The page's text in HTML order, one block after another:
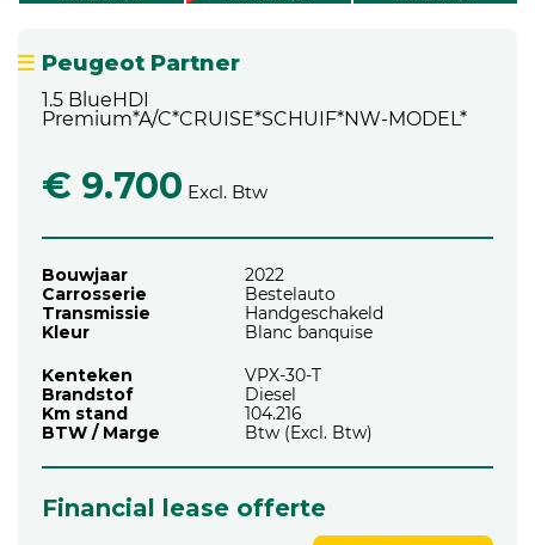
Peugeot Partner
1.5 BlueHDI
Premium*A/C*CRUISE*SCHUIF*NW-MODEL*
€ 9.700 Excl. Btw
Bouwjaar
2022
Carrosserie
Bestelauto
Transmissie
Handgeschakeld
Kleur
Blanc banquise
Kenteken
VPX-30-T
Brandstof
Diesel
Km stand
104.216
BTW / Marge
Btw (Excl. Btw)
Financial lease offerte